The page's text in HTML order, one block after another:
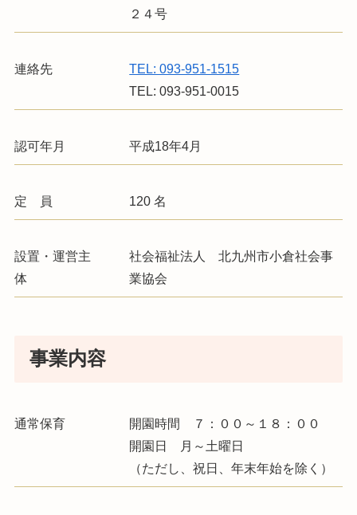
２４号
連絡先
TEL: 093-951-1515
TEL: 093-951-0015
認可年月 平成18年4月
定 員 120 名
設置・運営主
体
社会福祉法人 北九州市小倉社会事
業協会
事業内容
通常保育
開園時間 ７：００～１８：００
開園日 月～土曜日
（ただし、祝日、年末年始を除く）